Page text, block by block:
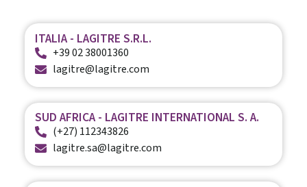
ITALIA - LAGITRE S.R.L.
+39 02 38001360
lagitre@lagitre.com
SUD AFRICA - LAGITRE INTERNATIONAL S. A.
(+27) 112343826
lagitre.sa@lagitre.com